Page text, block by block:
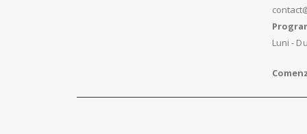
Luni -